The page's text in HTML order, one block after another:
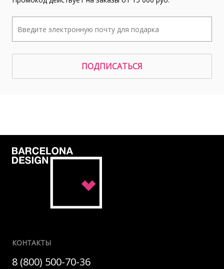
ПОДПИСАТЬСЯ
КОНТАКТЫ
8 (800) 500-70-36